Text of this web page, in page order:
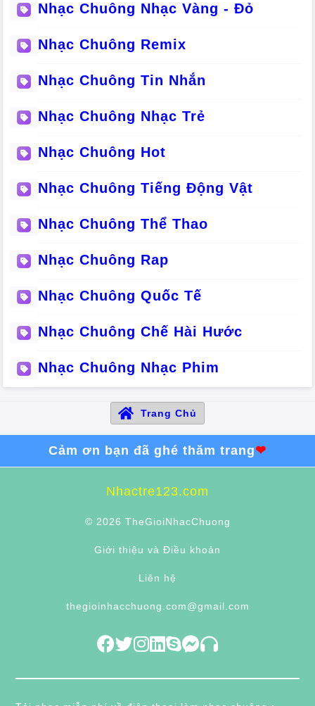
Nhạc Chuông Nhạc Vàng - Đỏ
Nhạc Chuông Remix
Nhạc Chuông Tin Nhắn
Nhạc Chuông Nhạc Trẻ
Nhạc Chuông Hot
Nhạc Chuông Tiếng Động Vật
Nhạc Chuông Thể Thao
Nhạc Chuông Rap
Nhạc Chuông Quốc Tế
Nhạc Chuông Chế Hài Hước
Nhạc Chuông Nhạc Phim
Trang Chủ
Cảm ơn bạn đã ghé thăm trang❤
Nhactre123.com
© 2026 TheGioiNhacChuong
Giới thiệu và Điều khoản
Liên hệ
thegioinhacchuong.com@gmail.com